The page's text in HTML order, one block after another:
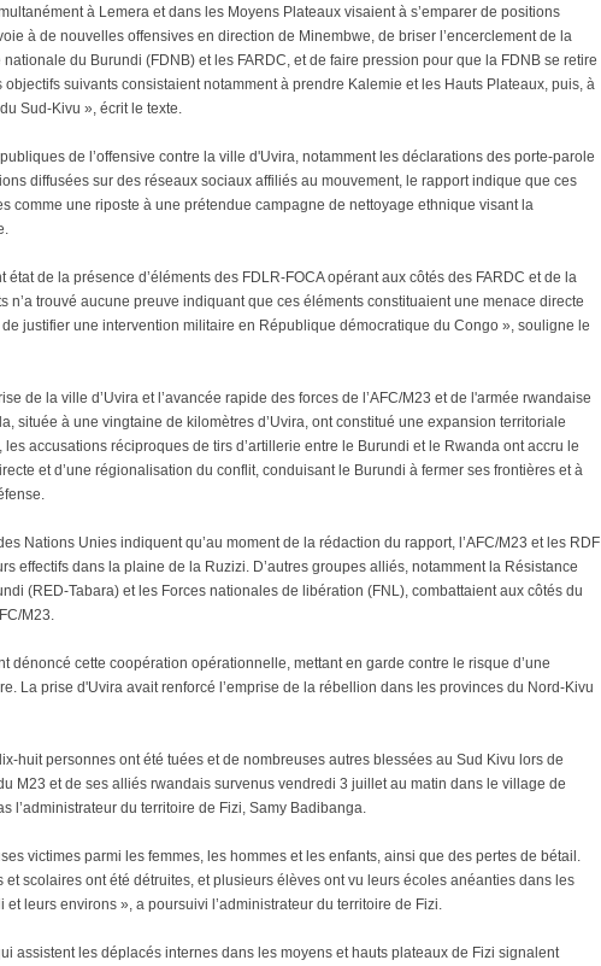
à Lemera et dans les Moyens Plateaux visaient à s’emparer de positions
à de nouvelles offensives en direction de Minembwe, de briser l’encerclement de la
du Burundi (FDNB) et les FARDC, et de faire pression pour que la FDNB se retire
suivants consistaient notamment à prendre Kalemie et les Hauts Plateaux, puis, à
Sud-Kivu », écrit le texte.
de l’offensive contre la ville d'Uvira, notamment les déclarations des porte-parole
diffusées sur des réseaux sociaux affiliés au mouvement, le rapport indique que ces
comme une riposte à une prétendue campagne de nettoyage ethnique visant la
état de la présence d’éléments des FDLR-FOCA opérant aux côtés des FARDC et de la
n’a trouvé aucune preuve indiquant que ces éléments constituaient une menace directe
justifier une intervention militaire en République démocratique du Congo », souligne le
de la ville d’Uvira et l’avancée rapide des forces de l’AFC/M23 et de l'armée rwandaise
située à une vingtaine de kilomètres d’Uvira, ont constitué une expansion territoriale
accusations réciproques de tirs d’artillerie entre le Burundi et le Rwanda ont accru le
et d’une régionalisation du conflit, conduisant le Burundi à fermer ses frontières et à
Nations Unies indiquent qu’au moment de la rédaction du rapport, l’AFC/M23 et les RDF
effectifs dans la plaine de la Ruzizi. D’autres groupes alliés, notamment la Résistance
(RED-Tabara) et les Forces nationales de libération (FNL), combattaient aux côtés du
M23.
dénoncé cette coopération opérationnelle, mettant en garde contre le risque d’une
La prise d'Uvira avait renforcé l’emprise de la rébellion dans les provinces du Nord-Kivu
huit personnes ont été tuées et de nombreuses autres blessées au Sud Kivu lors de
M23 et de ses alliés rwandais survenus vendredi 3 juillet au matin dans le village de
l’administrateur du territoire de Fizi, Samy Badibanga.
victimes parmi les femmes, les hommes et les enfants, ainsi que des pertes de bétail.
et scolaires ont été détruites, et plusieurs élèves ont vu leurs écoles anéanties dans les
leurs environs », a poursuivi l’administrateur du territoire de Fizi.
assistent les déplacés internes dans les moyens et hauts plateaux de Fizi signalent